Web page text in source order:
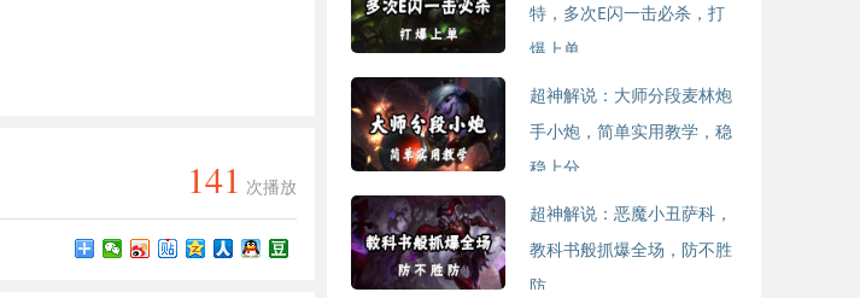
141 次播放
特，多次E闪一击必杀，打
爆上单
2023-08-28
超神解说：大师分段麦林炮
手小炮，简单实用教学，稳
稳上分
2023-08-28
超神解说：恶魔小丑萨科，
教科书般抓爆全场，防不胜
防